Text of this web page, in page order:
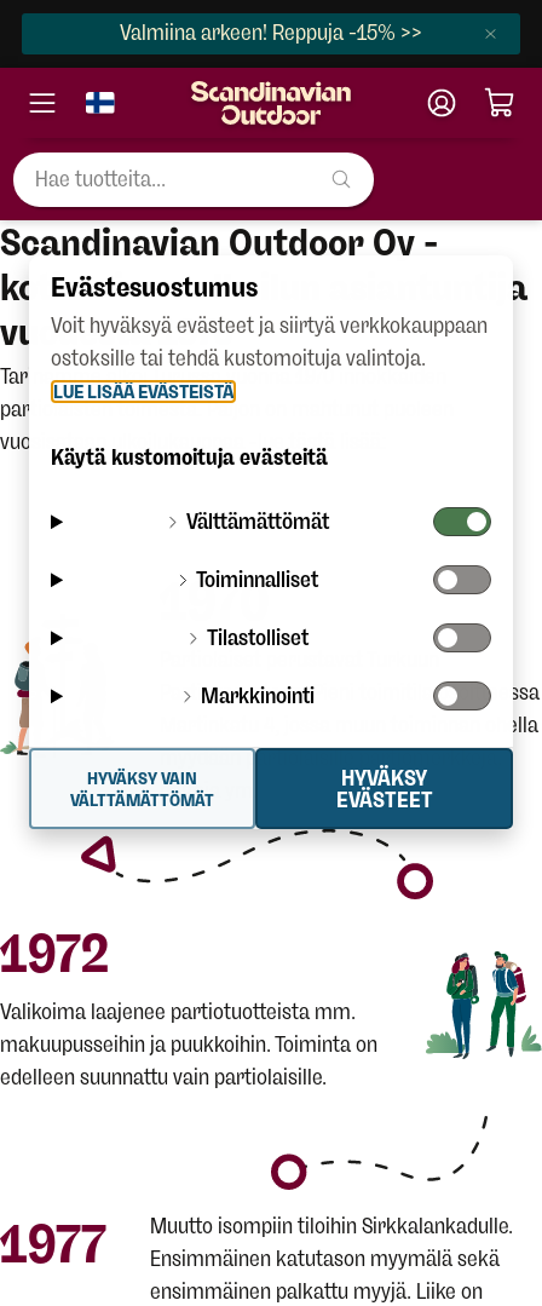
Valmiina arkeen! Reppuja -15% >>
Scandinavian Outdoor Oy -
kotimainen ulkoilun asiantuntija
vuodesta 1970
Tarinamme alkoi Turussa vuonna 1970 innokkaiden
partiolaisten toimesta. Paljon on mahtunut puoleen
vuosisataan ulkoilukauppaa -lue tästä lisää:
1970
Partiovarusteen. Pieni toimitila osoitteessa
Martinkatu 4, jossa muun toiminnan ohella
myydään partiolaisille partiomerkkejä,
paitoja ym.
1972
Valikoima laajenee partiotuotteista mm.
makuupusseihin ja puukkoihin. Toiminta on
edelleen suunnattu vain partiolaisille.
1977
Muutto isompiin tiloihin Sirkkalankadulle.
Ensimmäinen katutason myymälä sekä
ensimmäinen palkattu myyjä. Liike on
Evästesuostumus
Voit hyväksyä evästeet ja siirtyä verkkokauppaan
ostoksille tai tehdä kustomoituja valintoja.
LUE LISÄÄ EVÄSTEISTÄ
Käytä kustomoituja evästeitä
Välttämättömät
Toiminnalliset
Tilastolliset
Markkinointi
HYVÄKSY
EVÄSTEET
HYVÄKSY VAIN
VÄLTTÄMÄTTÖMÄT